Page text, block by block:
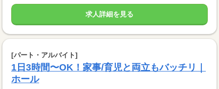
求人詳細を見る
[パート・アルバイト]
1日3時間〜OK！家事/育児と両立もバッチリ｜
ホール